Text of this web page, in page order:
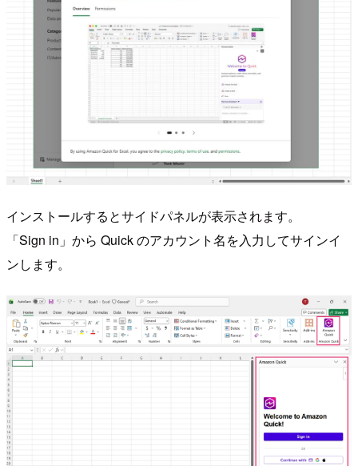
インストールするとサイドパネルが表示されます。
「Sign in」から Quick のアカウント名を入力してサインイ
ンします。